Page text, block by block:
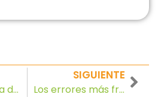
Formación para desempleados: opciones en Zaragoza
SIGUIENTE
Los errores más frecuentes al buscar empleo y cómo evitarlos